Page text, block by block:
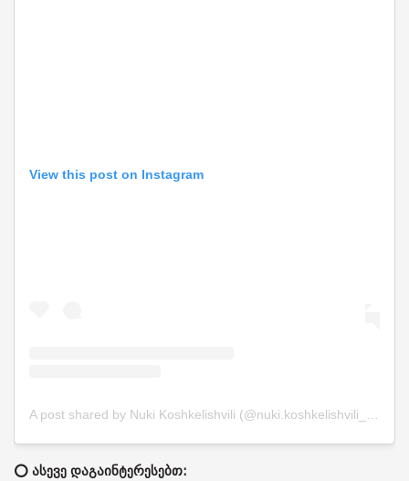
View this post on Instagram
⭕ ასევე დაგაინტერესებთ: